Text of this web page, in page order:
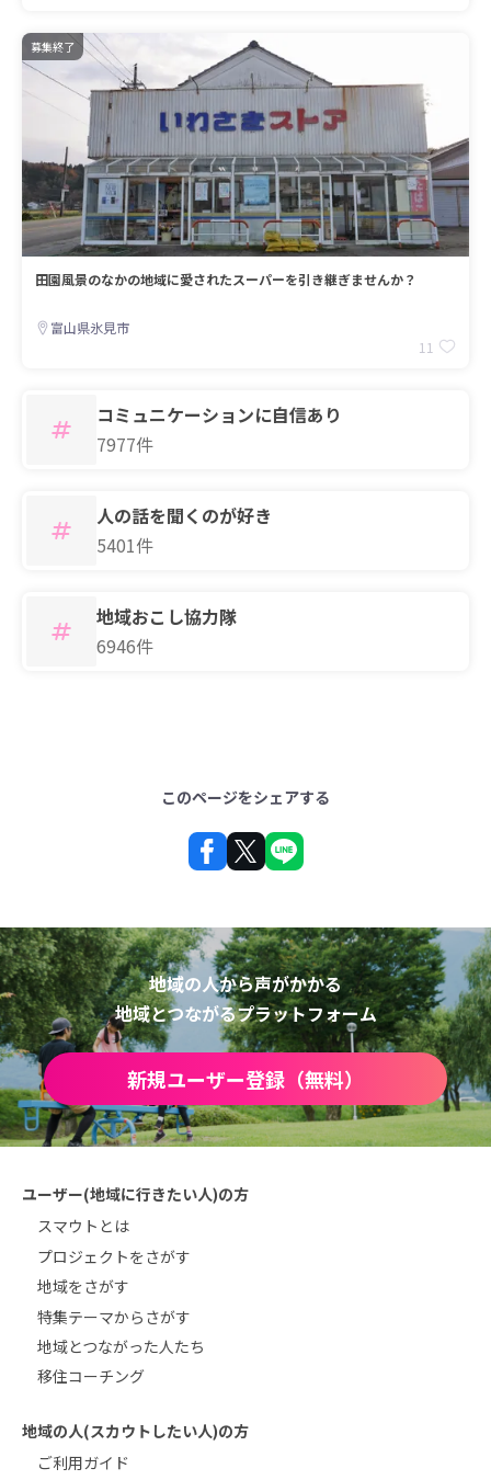
募集終了
田園風景のなかの地域に愛されたスーパーを引き継ぎませんか？
富山県氷見市
11
コミュニケーションに自信あり
7977件
人の話を聞くのが好き
5401件
地域おこし協力隊
6946件
このページをシェアする
地域の人から声がかかる
地域とつながるプラットフォーム
新規ユーザー登録（無料）
ユーザー(地域に行きたい人)の方
スマウトとは
プロジェクトをさがす
地域をさがす
特集テーマからさがす
地域とつながった人たち
移住コーチング
地域の人(スカウトしたい人)の方
ご利用ガイド